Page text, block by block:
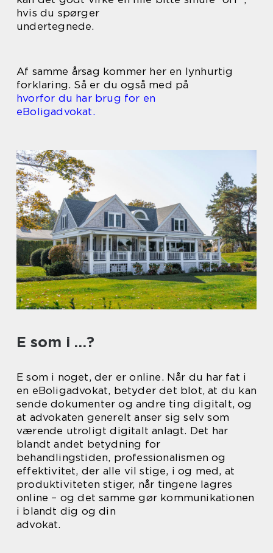
hvis du spørger
undertegnede.
Af samme årsag kommer her en lynhurtig
forklaring. Så er du også med på
hvorfor du har brug for en
eBoligadvokat.
E som i …?
E som i noget, der er online. Når du har fat i
en eBoligadvokat, betyder det blot, at du kan
sende dokumenter og andre ting digitalt, og
at advokaten generelt anser sig selv som
værende utroligt digitalt anlagt. Det har
blandt andet betydning for
behandlingstiden, professionalismen og
effektivitet, der alle vil stige, i og med, at
produktiviteten stiger, når tingene lagres
online – og det samme gør kommunikationen
i blandt dig og din
advokat.